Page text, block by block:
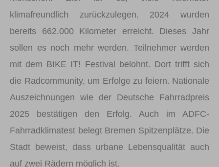
klimafreundlich zurückzulegen. 2024 wurden
bereits 662.000 Kilometer erreicht. Dieses Jahr
sollen es noch mehr werden. Teilnehmer werden
mit dem BIKE IT! Festival belohnt. Dort trifft sich
die Radcommunity, um Erfolge zu feiern. Nationale
Auszeichnungen wie der Deutsche Fahrradpreis
2025 bestätigen den Erfolg. Auch im ADFC-
Fahrradklimatest belegt Bremen Spitzenplätze. Die
Stadt beweist, dass urbane Lebensqualität auch
auf zwei Rädern möglich ist.